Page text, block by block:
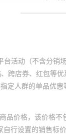
台活动（不含分
跨店券、红包等
定人群的单品优
品价格，该价格
行设置的销售标